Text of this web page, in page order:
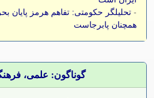
- تحلیلگر حکومتی: تفاهم هرمز پایان
همچنان پابرجاست
گوناگون: علمی،